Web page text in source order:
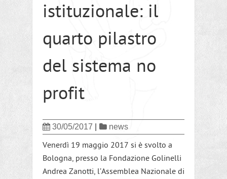
istituzionale: il
quarto pilastro
del sistema no
profit
30/05/2017 news
Venerdì 19 maggio 2017 si è svolto a
Bologna, presso la Fondazione Golinelli
Andrea Zanotti, l’Assemblea Nazionale di